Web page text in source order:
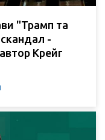
"Трамп та
-
Крейг